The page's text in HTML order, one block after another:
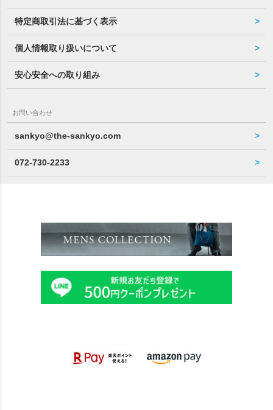
特定商取引法に基づく表示
個人情報取り扱いについて
安心安全への取り組み
お問い合わせ
sankyo@the-sankyo.com
072-730-2233